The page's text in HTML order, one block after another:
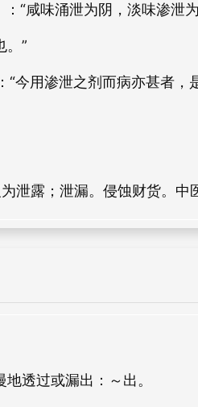
：“咸味涌泄为阴，淡味渗泄
。”
“今用渗泄之剂而病亦甚者，
泄露；泄漏。侵蚀财货。中
地透过或漏出： ～出。